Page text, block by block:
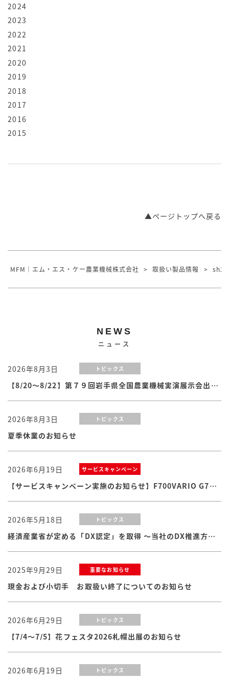
2024
2023
2022
2021
2020
2019
2018
2017
2016
2015
▲ページトップへ戻る
MFM｜エム・エス・ケー農業機械株式会社 > 取扱い製品情報 >
NEWS
ニュース
2026年8月3日 トピックス
【8/20～8/22】第７９回岩手県全国農業機械実演展示会出展のお知らせ
2026年8月3日 トピックス
夏季休業のお知らせ
2026年6月19日 サービスキャンペーン
【サービスキャンペーン実施のお知らせ】F700VARIO G7シリーズ
2026年5月18日 トピックス
経済産業省が定める「DX認定」を取得 ～当社のDX推進方針・体制および取り組みが認められました
2025年9月29日 重要なお知らせ
現金および小切手 お取扱い終了についてのお知らせ
2026年6月29日 トピックス
【7/4～7/5】花フェスタ2026札幌出展のお知らせ
2026年6月19日 トピックス